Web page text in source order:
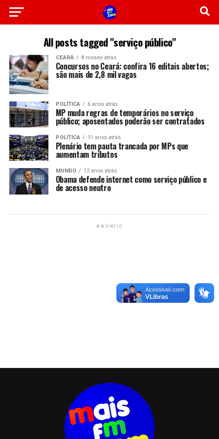
All posts tagged "serviço público"
CEARÁ 8 meses atrás
Concursos no Ceará: confira 16 editais abertos;
são mais de 2,8 mil vagas
POLÍTICA 6 anos atrás
MP muda regras de temporários no serviço
público; aposentados poderão ser contratados
POLÍTICA 11 anos atrás
Plenário tem pauta trancada por MPs que
aumentam tributos
MUNDO 12 anos atrás
Obama defende internet como serviço público e
de acesso neutro
ANÚNCIO